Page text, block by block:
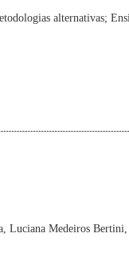
alternativas;
Luciana Medeiros